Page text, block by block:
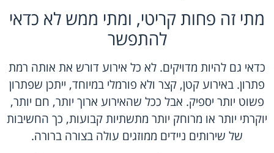
מתי זה פחות קריטי, ומתי ממש לא כדאי
להתפשר
כדאי גם להיות מדויקים. לא כל אירוע דורש את אותה רמת
פתרון. באירוע קטן, קצר ולא פורמלי במיוחד, ייתכן שפתרון
פשוט יותר יספיק. אבל ככל שהאירוע ארוך יותר, חם יותר,
יוקרתי יותר או מרוחק יותר מתשתיות קבועות, כך החשיבות
של שירותים ניידים ממוזגים עולה בצורה ברורה.